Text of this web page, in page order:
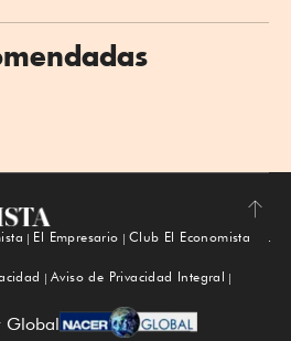
Subir
El Empresario
Club El Economista
Aviso de Privacidad Integral
Global